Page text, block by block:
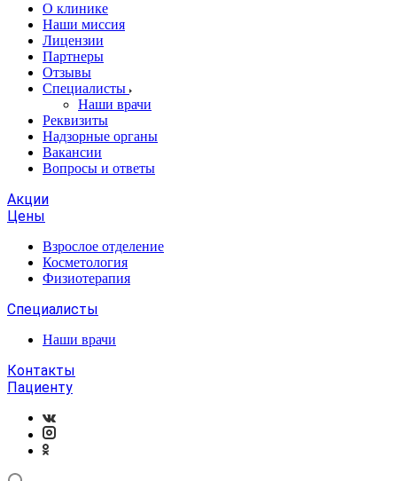
О клинике
Наши миссия
Лицензии
Партнеры
Отзывы
Специалисты
Наши врачи
Реквизиты
Надзорные органы
Вакансии
Вопросы и ответы
Акции
Цены
Взрослое отделение
Косметология
Физиотерапия
Специалисты
Наши врачи
Контакты
Пациенту